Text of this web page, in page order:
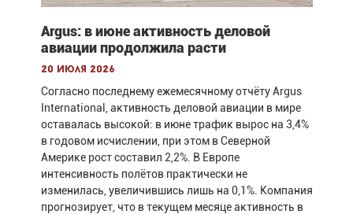
Argus: в июне активность деловой
авиации продолжила расти
20 июля 2026
Согласно последнему ежемесячному отчёту Argus
International, активность деловой авиации в мире
оставалась высокой: в июне трафик вырос на 3,4%
в годовом исчислении, при этом в Северной
Америке рост составил 2,2%. В Европе
интенсивность полётов практически не
изменилась, увеличившись лишь на 0,1%. Компания
прогнозирует, что в текущем месяце активность в